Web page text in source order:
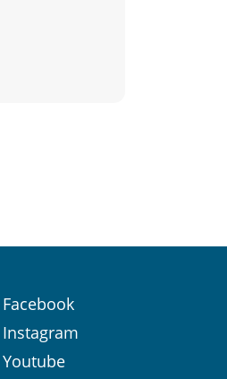
Facebook
Instagram
Youtube